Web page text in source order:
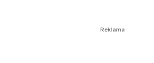
Reklama